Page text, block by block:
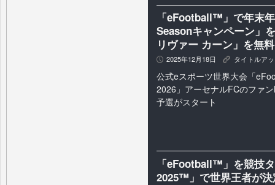
「eFootball™」で年末
Seasonキャンペーン」
リヴァー カーン」を無
P 2025年12月18日 K タイトルア
公式eスポーツ世界大会「
2026」アーセナルFCのファ
予選がスタート
「eFootball™」を競技
2025™」で世界王者が決